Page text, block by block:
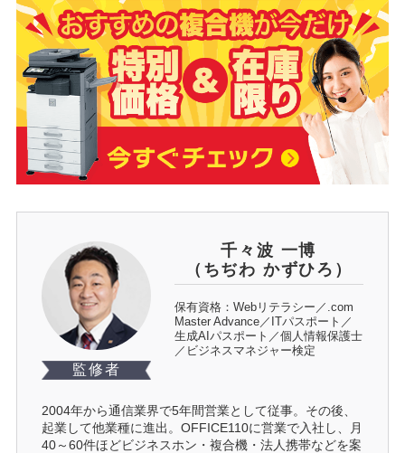
監修者
千々波 一博
（ちぢわ かずひろ）
保有資格：Webリテラシー／.com
Master Advance／ITパスポート／
生成AIパスポート／個人情報保護士
／ビジネスマネジャー検定
2004年から通信業界で5年間営業として従事。その後、
起業して他業種に進出。OFFICE110に営業で入社し、月
40～60件ほどビジネスホン・複合機・法人携帯などを案